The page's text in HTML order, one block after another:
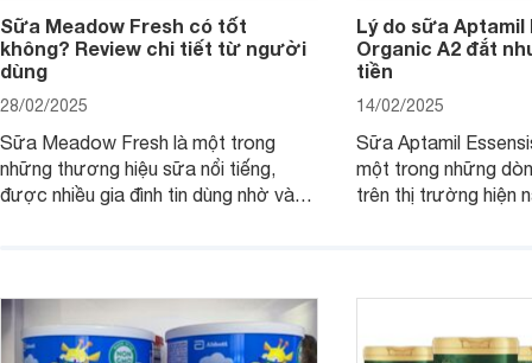
Sữa Meadow Fresh có tốt
không? Review chi tiết từ người
dùng
28/02/2025
Sữa Meadow Fresh là một trong
những thương hiệu sữa nổi tiếng,
được nhiều gia đình tin dùng nhờ vào
dưỡng có gì đặc biệt? Giá sữa
Meadow Fresh trên thị trường hiện
nay ra sao? Hãy cùng tìm hiểu ngay.
Lý do sữa Aptamil
Organic A2 đắt
tiền
14/02/2025
Sữa Aptamil
một trong những
trên thị trường hiện
hơn so với các
4 yếu tố sau.